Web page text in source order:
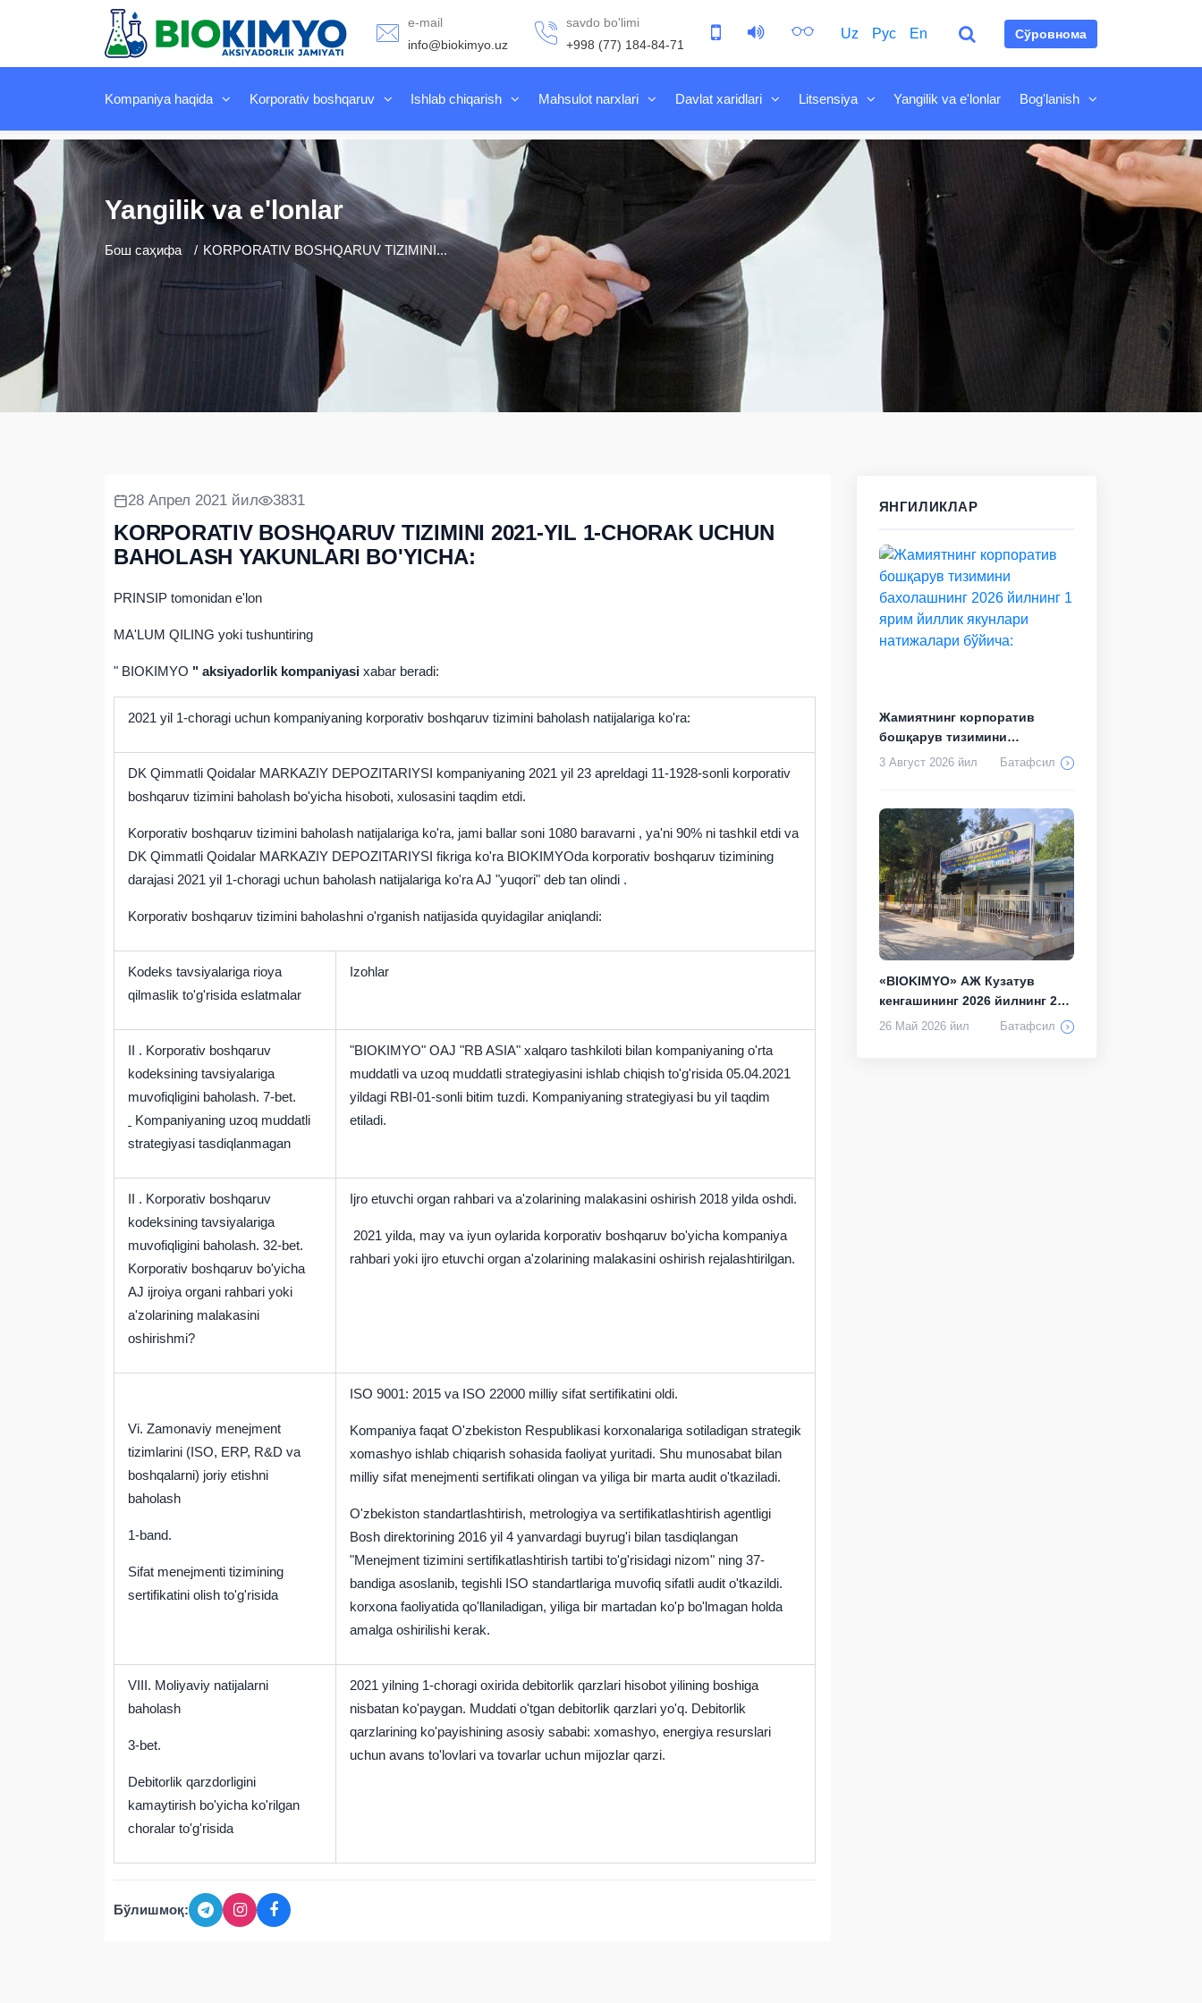
e-mail
info@biokimyo.uz
savdo bo'limi
+998 (77) 184-84-71
Uz Рус En Сўровнома
Kompaniya haqida Korporativ boshqaruv Ishlab chiqarish Mahsulot narxlari Davlat xaridlari Litsensiya Yangilik va e'lonlar Bog'lanish
Yangilik va e'lonlar
Бош саҳифа KORPORATIV BOSHQARUV TIZIMINI...
28 Апрел 2021 йил 3831
KORPORATIV BOSHQARUV TIZIMINI 2021-YIL 1-CHORAK UCHUN
BAHOLASH YAKUNLARI BO'YICHA:
PRINSIP tomonidan e'lon
MA'LUM QILING yoki tushuntiring
" BIOKIMYO " aksiyadorlik kompaniyasi xabar beradi:
2021 yil 1-choragi uchun kompaniyaning korporativ boshqaruv tizimini baholash natijalariga ko'ra:
DK Qimmatli Qoidalar MARKAZIY DEPOZITARIYSI kompaniyaning 2021 yil 23 apreldagi 11-1928-sonli korporativ
boshqaruv tizimini baholash bo'yicha hisoboti, xulosasini taqdim etdi.
Korporativ boshqaruv tizimini baholash natijalariga ko'ra, jami ballar soni 1080 baravarni , ya'ni 90% ni tashkil etdi va
DK Qimmatli Qoidalar MARKAZIY DEPOZITARIYSI fikriga ko'ra BIOKIMYOda korporativ boshqaruv tizimining
darajasi 2021 yil 1-choragi uchun baholash natijalariga ko'ra AJ "yuqori" deb tan olindi .
Korporativ boshqaruv tizimini baholashni o'rganish natijasida quyidagilar aniqlandi:
Kodeks tavsiyalariga rioya
qilmaslik to'g'risida eslatmalar
Izohlar
II . Korporativ boshqaruv
kodeksining tavsiyalariga
muvofiqligini baholash. 7-bet.
Kompaniyaning uzoq muddatli
strategiyasi tasdiqlanmagan
"BIOKIMYO" OAJ "RB ASIA" xalqaro tashkiloti bilan kompaniyaning o'rta
muddatli va uzoq muddatli strategiyasini ishlab chiqish to'g'risida 05.04.2021
yildagi RBI-01-sonli bitim tuzdi. Kompaniyaning strategiyasi bu yil taqdim
etiladi.
II . Korporativ boshqaruv
kodeksining tavsiyalariga
muvofiqligini baholash. 32-bet.
Korporativ boshqaruv bo'yicha
AJ ijroiya organi rahbari yoki
a'zolarining malakasini
oshirishmi?
Ijro etuvchi organ rahbari va a'zolarining malakasini oshirish 2018 yilda oshdi.
2021 yilda, may va iyun oylarida korporativ boshqaruv bo'yicha kompaniya
rahbari yoki ijro etuvchi organ a'zolarining malakasini oshirish rejalashtirilgan.
Vi. Zamonaviy menejment
tizimlarini (ISO, ERP, R&D va
boshqalarni) joriy etishni
baholash
1-band.
Sifat menejmenti tizimining
sertifikatini olish to'g'risida
ISO 9001: 2015 va ISO 22000 milliy sifat sertifikatini oldi.
Kompaniya faqat O'zbekiston Respublikasi korxonalariga sotiladigan strategik
xomashyo ishlab chiqarish sohasida faoliyat yuritadi. Shu munosabat bilan
milliy sifat menejmenti sertifikati olingan va yiliga bir marta audit o'tkaziladi.
O'zbekiston standartlashtirish, metrologiya va sertifikatlashtirish agentligi
Bosh direktorining 2016 yil 4 yanvardagi buyrug'i bilan tasdiqlangan
"Menejment tizimini sertifikatlashtirish tartibi to'g'risidagi nizom" ning 37-
bandiga asoslanib, tegishli ISO standartlariga muvofiq sifatli audit o'tkazildi.
korxona faoliyatida qo'llaniladigan, yiliga bir martadan ko'p bo'lmagan holda
amalga oshirilishi kerak.
VIII. Moliyaviy natijalarni
baholash
3-bet.
Debitorlik qarzdorligini
kamaytirish bo'yicha ko'rilgan
choralar to'g'risida
2021 yilning 1-choragi oxirida debitorlik qarzlari hisobot yilining boshiga
nisbatan ko'paygan. Muddati o'tgan debitorlik qarzlari yo'q. Debitorlik
qarzlarining ko'payishining asosiy sababi: xomashyo, energiya resurslari
uchun avans to'lovlari va tovarlar uchun mijozlar qarzi.
Бўлишмоқ:
ЯНГИЛИКЛАР
Жамиятнинг корпоратив
бошқарув тизимини
бахолашнинг 2026 йил...
3 Август 2026 йил Батафсил
«BIOKIMYO» АЖ Кузатув
кенгашининг 2026 йилнинг 21
майдаги 11...
26 Май 2026 йил Батафсил